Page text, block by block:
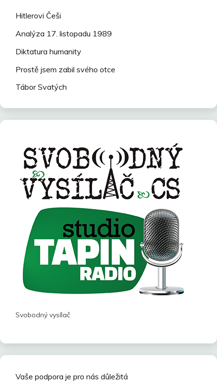
Hitlerovi Češi
Analýza 17. listopadu 1989
Diktatura humanity
Prostě jsem zabil svého otce
Tábor Svatých
Svobodný vysílač
Vaše podpora je pro nás důležitá